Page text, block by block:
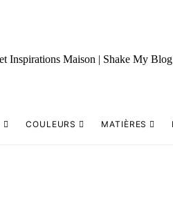
COULEURS MATIÈRES